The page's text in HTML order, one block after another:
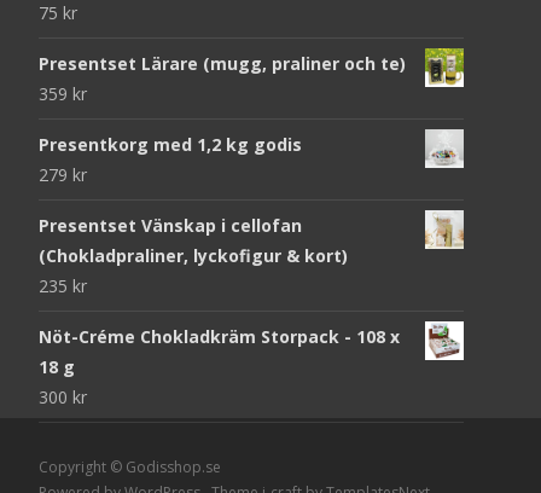
75 kr
Presentset Lärare (mugg, praliner och te)
359 kr
Presentkorg med 1,2 kg godis
279 kr
Presentset Vänskap i cellofan
(Chokladpraliner, lyckofigur & kort)
235 kr
Nöt-Créme Chokladkräm Storpack - 108 x
18 g
300 kr
Copyright © Godisshop.se